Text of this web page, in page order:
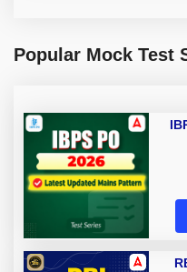
Popular Mock Test